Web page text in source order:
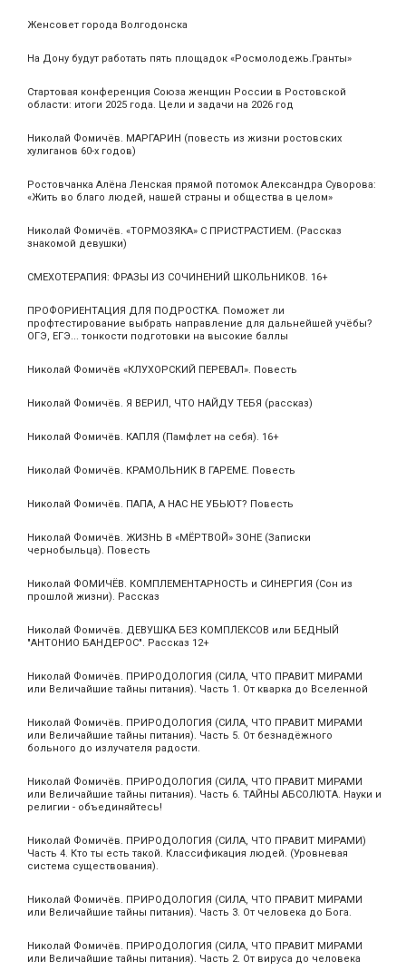
Женсовет города Волгодонска
На Дону будут работать пять площадок «Росмолодежь.Гранты»
Стартовая конференция Союза женщин России в Ростовской
области: итоги 2025 года. Цели и задачи на 2026 год
Николай Фомичёв. МАРГАРИН (повесть из жизни ростовских
хулиганов 60-х годов)
Ростовчанка Алёна Ленская прямой потомок Александра Суворова:
«Жить во благо людей, нашей страны и общества в целом»
Николай Фомичёв. «ТОРМОЗЯКА» С ПРИСТРАСТИЕМ. (Рассказ
знакомой девушки)
СМЕХОТЕРАПИЯ: ФРАЗЫ ИЗ СОЧИНЕНИЙ ШКОЛЬНИКОВ. 16+
ПРОФОРИЕНТАЦИЯ ДЛЯ ПОДРОСТКА. Поможет ли
профтестирование выбрать направление для дальнейшей учёбы?
ОГЭ, ЕГЭ... тонкости подготовки на высокие баллы
Николай Фомичёв «КЛУХОРСКИЙ ПЕРЕВАЛ». Повесть
Николай Фомичёв. Я ВЕРИЛ, ЧТО НАЙДУ ТЕБЯ (рассказ)
Николай Фомичёв. КАПЛЯ (Памфлет на себя). 16+
Николай Фомичёв. КРАМОЛЬНИК В ГАРЕМЕ. Повесть
Николай Фомичёв. ПАПА, А НАС НЕ УБЬЮТ? Повесть
Николай Фомичёв. ЖИЗНЬ В «МЁРТВОЙ» ЗОНЕ (Записки
чернобыльца). Повесть
Николай ФОМИЧЁВ. КОМПЛЕМЕНТАРНОСТЬ и СИНЕРГИЯ (Сон из
прошлой жизни). Рассказ
Николай Фомичёв. ДЕВУШКА БЕЗ КОМПЛЕКСОВ или БЕДНЫЙ
"АНТОНИО БАНДЕРОС". Рассказ 12+
Николай Фомичёв. ПРИРОДОЛОГИЯ (СИЛА, ЧТО ПРАВИТ МИРАМИ
или Величайшие тайны питания). Часть 1. От кварка до Вселенной
Николай Фомичёв. ПРИРОДОЛОГИЯ (СИЛА, ЧТО ПРАВИТ МИРАМИ
или Величайшие тайны питания). Часть 5. От безнадёжного
больного до излучателя радости.
Николай Фомичёв. ПРИРОДОЛОГИЯ (СИЛА, ЧТО ПРАВИТ МИРАМИ
или Величайшие тайны питания). Часть 6. ТАЙНЫ АБСОЛЮТА. Науки и
религии - объединяйтесь!
Николай Фомичёв. ПРИРОДОЛОГИЯ (СИЛА, ЧТО ПРАВИТ МИРАМИ)
Часть 4. Кто ты есть такой. Классификация людей. (Уровневая
система существования).
Николай Фомичёв. ПРИРОДОЛОГИЯ (СИЛА, ЧТО ПРАВИТ МИРАМИ
или Величайшие тайны питания). Часть 3. От человека до Бога.
Николай Фомичёв. ПРИРОДОЛОГИЯ (СИЛА, ЧТО ПРАВИТ МИРАМИ
или Величайшие тайны питания). Часть 2. От вируса до человека